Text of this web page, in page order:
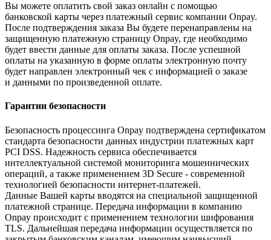
Вы можете оплатить свой заказ онлайн с помощью
банковской карты через платежный сервис компании Onpay.
После подтверждения заказа Вы будете перенаправлены на
защищенную платежную страницу Onpay, где необходимо
будет ввести данные для оплаты заказа. После успешной
оплаты на указанную в форме оплаты электронную почту
будет направлен электронный чек с информацией о заказе
и данными по произведенной оплате.
Гарантии безопасности
Безопасность процессинга Onpay подтверждена сертификатом
стандарта безопасности данных индустрии платежных карт
PCI DSS. Надежность сервиса обеспечивается
интеллектуальной системой мониторинга мошеннических
операций, а также применением 3D Secure - современной
технологией безопасности интернет-платежей.
Данные Вашей карты вводятся на специальной защищенной
платежной странице. Передача информации в компанию
Onpay происходит с применением технологии шифрования
TLS. Дальнейшая передача информации осуществляется по